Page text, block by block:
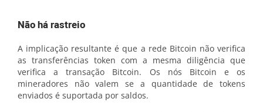
Não há rastreio
A implicação resultante é que a rede Bitcoin não verifica
as transferências token com a mesma diligência que
verifica a transação Bitcoin. Os nós Bitcoin e os
mineradores não valem se a quantidade de tokens
enviados é suportada por saldos.